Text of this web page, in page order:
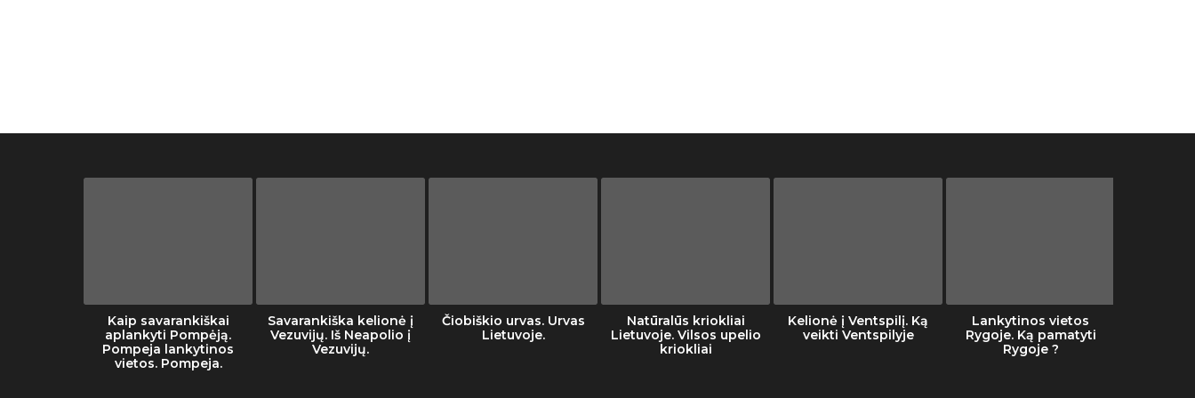
Kaip savarankiškai
aplankyti Pompėją.
Pompeja lankytinos
vietos. Pompeja.
Savarankiška kelionė į
Vezuvijų. Iš Neapolio į
Vezuvijų.
Čiobiškio urvas. Urvas
Lietuvoje.
Natūralūs kriokliai
Lietuvoje. Vilsos upelio
kriokliai
Kelionė į Ventspilį. Ką
veikti Ventspilyje
Lankytinos vietos
Rygoje. Ką pamatyti
Rygoje ?